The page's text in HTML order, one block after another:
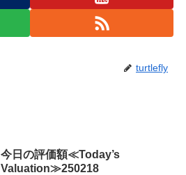
turtlefly
今日の評価額≪Today’s
Valuation≫250218